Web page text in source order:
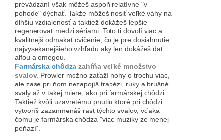
prevádzaní však môžeš aspoň relatívne "v
pohode" dýchať. Takže môžeš nosiť veľké váhy na
dlhšiu vzdialenosť a taktiež dokážeš lepšie
regenerovať medzi sériami. Toto ti dovolí viac a
kvalitnejš odmakať cvičenie, čo je pre dosiahnutie
najvysekanejšieho vzhľadu aký len dokážeš dať
alfou a omegou.
Farmárska chôdza zahŕňa veľké množstvo
svalov. Prowler možno zaťaží nohy o trochu viac,
ale zase pri ňom nezapojíš trapézi, ruky a brušné
svaly až v takej miere, ako pri farmárskej chôdzi.
Taktiež kvôli uzavretému pnutiu ktoré pri chôdzi
vytvoríš zazanmenáš rast týchto svalov, vďaka
čomu je farmárska chôdza "viac muziky ze menej
peňazí".